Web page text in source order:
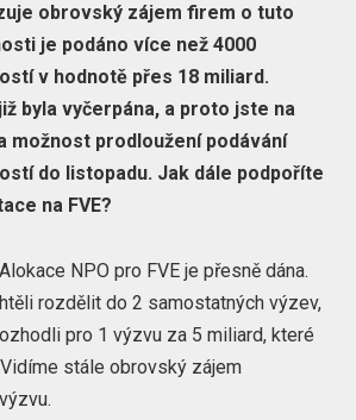
obrovský zájem firem o tuto
je podáno více než 4000
v hodnotě přes 18 miliard.
byla vyčerpána, a proto jste na
možnost prodloužení podávání
do listopadu. Jak dále podpoříte
na FVE?
NPO pro FVE je přesně dána.
rozdělit do 2 samostatných výzev,
pro 1 výzvu za 5 miliard, které
stále obrovský zájem